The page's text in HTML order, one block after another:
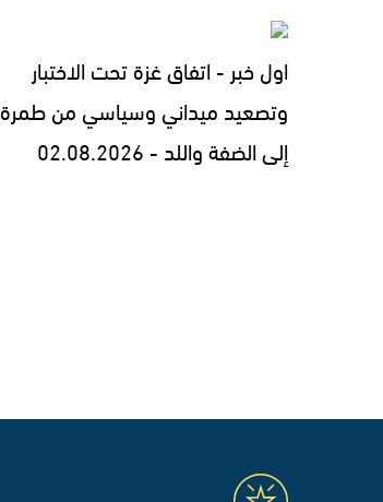
اول خبر - اتفاق غزة تحت الاختبار
وتصعيد ميداني وسياسي من طمرة
إلى الضفة واللد - 02.08.2026